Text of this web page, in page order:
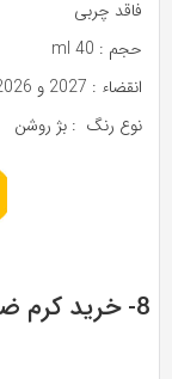
فاقد چربی
حجم : 40 ml
انقضاء : 2027 و 2026
نوع رنگ : بژ روشن